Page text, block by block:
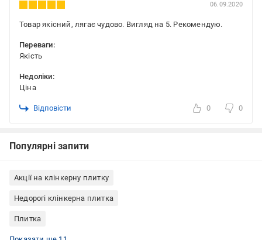
06.09.2020
Товар якісний, лягає чудово. Вигляд на 5. Рекомендую.
Переваги:
Якість
Недоліки:
Ціна
Відповісти 0 0
Популярні запити
Акції на клінкерну плитку
Недорогі клінкерна плитка
Плитка
Фасадна плитка
Клінкерна плитка для внутрішнього оздоблення
Цокольна плитка (клінкер для цоколя)
Клінкерна плитка для вулиці
Клінкерна плитка для каміна
Клінкерна плитка матовая
Клінкерна плитка Польща
Клінкерна плитка плитка
Клінкерна плитка Ceramika Paradyz
Клінкерна плитка коричнева
Клінкерна плитка для тераси